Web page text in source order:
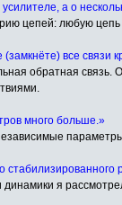
а о
цепей: любую
все связи
обратная связь.
много больше.»
я